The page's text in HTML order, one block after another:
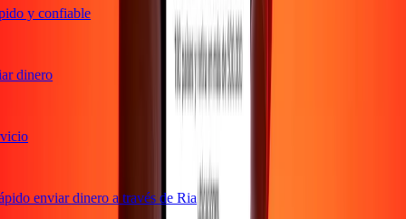
y confiable
dinero
enviar dinero a través de Ria